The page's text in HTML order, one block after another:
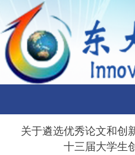
关于遴选优秀论文和创
十三届大学生